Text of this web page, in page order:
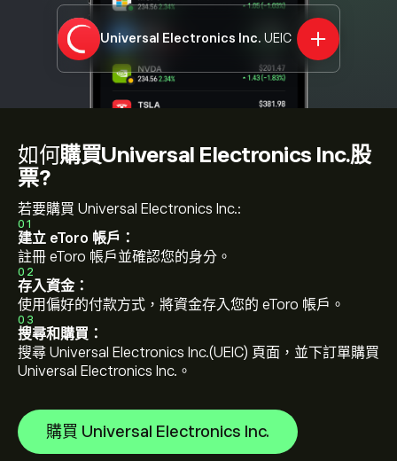
Universal Electronics Inc. UEIC
如何購買Universal Electronics Inc.股
票?
若要購買 Universal Electronics Inc.:
01
建立 eToro 帳戶：
註冊 eToro 帳戶並確認您的身分。
02
存入資金：
使用偏好的付款方式，將資金存入您的 eToro 帳戶。
03
搜尋和購買：
搜尋 Universal Electronics Inc.(UEIC) 頁面，並下訂單購買
Universal Electronics Inc.。
購買 Universal Electronics Inc.